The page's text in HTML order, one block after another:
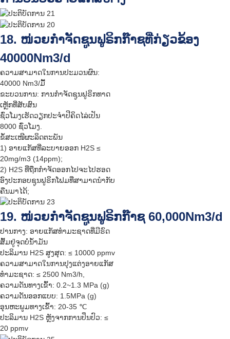
18. ໜ່ວຍກຳຈັດຊູນຟູຣິກກ໊າຊທີ່ກ່ຽວຂ້ອງ
40000Nm3/d
ຄວາມສາມາດໃນການປະມວນຜົນ:
40000 Nm3/ມື້
ຂະບວນການ: ການກຳຈັດຊູນຟູຣິກທາດ
ເຫຼັກທີ່ສັບສົນ
ຊົ່ວໂມງເຮັດວຽກປະຈຳປີຄິດໄລ່ເປັນ
8000 ຊົ່ວໂມງ.
ຂໍ້ສະເໜີຜະລິດຕະພັນ
1) ອາຍແກັສທີ່ລະບາຍອອກ H2S ≤
20mg/m3 (14ppm);
2) H2S ທີ່ຖືກກຳຈັດອອກໄປຈະໄປຮອດ
ອົງປະກອບຊູນຟູຣິກໂຟມທີ່ສາມາດນຳກັບ
ຄືນມາໄດ້;
19. ໜ່ວຍກຳຈັດຊູນຟູຣິກກ໊າຊ 60,000Nm3/d
ປານກາງ: ອາຍແກັສທຳມະຊາດທີ່ມີຣົດ
ສົ້ມຢູ່ຈຸດບໍ່ນ້ຳມັນ
ປະລິມານ H2S ສູງສຸດ: ≤ 10000 ppmv
ຄວາມສາມາດໃນການປຸງແຕ່ງອາຍແກັສ
ທຳມະຊາດ: ≤ 2500 Nm3/h,
ຄວາມດັນທາງເຂົ້າ: 0.2~1.3 MPa (g)
ຄວາມດັນອອກແບບ: 1.5MPa (g)
ອຸນຫະພູມທາງເຂົ້າ: 20-35 ℃
ປະລິມານ H2S ຫຼັງຈາກການປິ່ນປົວ: ≤
20 ppmv